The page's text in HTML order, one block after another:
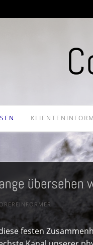
übersehen
festen